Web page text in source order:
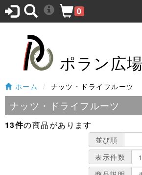
ポラン広
0
ホーム ナッツ・ドライフルーツ
ナッツ・ドライフルーツ
13件の商品があります
並び順
表示件数